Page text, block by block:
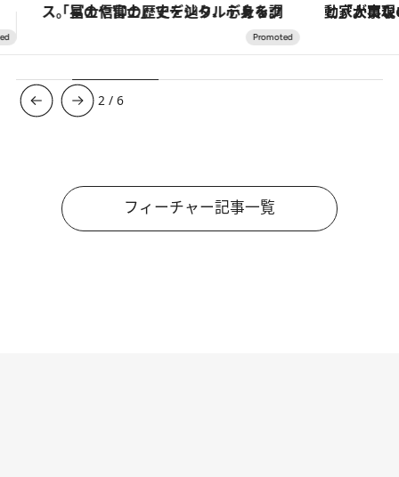
「大事なのは地域の意識を変えること」。ロレックス賞受賞の自然保護活動家が実現させたナイジェリアの自然環境の復活
3 /6
フィーチャー記事一覧